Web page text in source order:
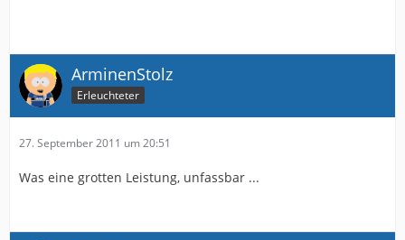
ArminenStolz
Erleuchteter
27. September 2011 um 20:51
Was eine grotten Leistung, unfassbar ...